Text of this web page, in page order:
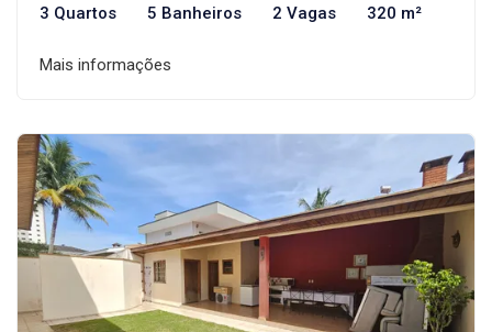
3 Quartos 5 Banheiros 2 Vagas 320 m²
Mais informações